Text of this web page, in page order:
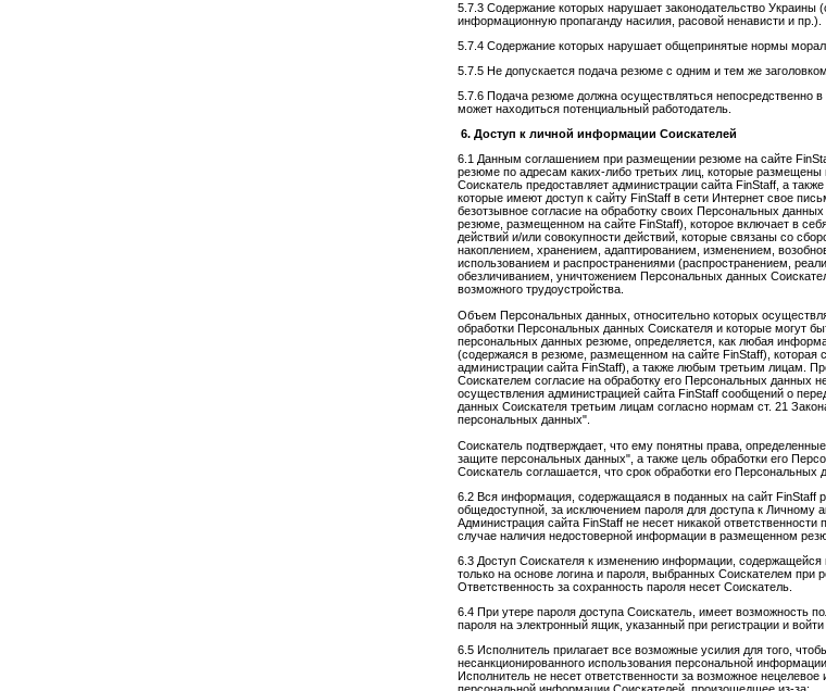
5.7.3 Содержание которых нарушает законодательство Украины
информационную пропаганду насилия, расовой ненависти и пр.).
5.7.4 Содержание которых нарушает общепринятые нормы
5.7.5 Не допускается подача резюме с одним и тем же
5.7.6 Подача резюме должна осуществляться непосредственно в
может находиться потенциальный работодатель.
6. Доступ к личной информации Соискателей
6.1 Данным соглашением при размещении резюме на сайте
резюме по адресам каких-либо третьих лиц, которые размещены
Соискатель предоставляет администрации сайта FinStaff , а
которые имеют доступ к сайту FinStaff в сети Интернет свое
безотзывное согласие на обработку своих Персональных данных
резюме, размещенном на сайте FinStaff), которое включает в
действий и/или совокупности действий, которые связаны со
накоплением, хранением, адаптированием, изменением,
использованием и распространениями (распространением,
обезличиванием, уничтожением Персональных данных
возможного трудоустройства.
Объем Персональных данных, относительно которых
обработки Персональных данных Соискателя и которые могут
персональных данных резюме, определяется, как любая
(содержаяся в резюме, размещенном на сайте FinStaff), которая
администрации сайта FinStaff), а также любым третьим лицам.
Соискателем согласие на обработку его Персональных данных
осуществления администрацией сайта FinStaff сообщений о
данных Соискателя третьим лицам согласно нормам ст. 21
персональных данных".
Соискатель подтверждает , что ему понятны права,
защите персональных данных", а также цель обработки его
Соискатель соглашается, что срок обработки его Персональных
6.2 Вся информация, содержащаяся в поданных на сайт FinStaff
общедоступной, за исключением пароля для доступа к Личному
Администрация сайта FinStaff не несет никакой
случае наличия недостоверной информации в размещенном
6.3 Доступ Соискателя к изменению информации, содержащейся
только на основе логина и пароля, выбранных Соискателем при
Ответственность за сохранность пароля несет Соискатель.
6.4 При утере пароля доступа Соискатель, имеет возможность
пароля на электронный ящик, указанный при регистрации и войти
6.5 Исполнитель прилагает все возможные усилия для того,
несанкционированного использования персональной
Исполнитель не несет ответственности за возможное нецелевое